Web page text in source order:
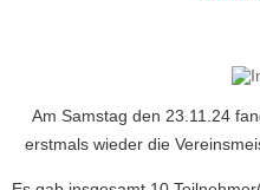
Am Samstag den 23.11.24
erstmals wieder die